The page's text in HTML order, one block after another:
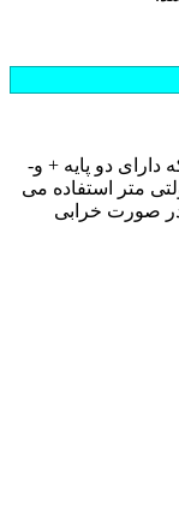
دارای دو پایه + و-
متر استفاده می
در صورت خرابی